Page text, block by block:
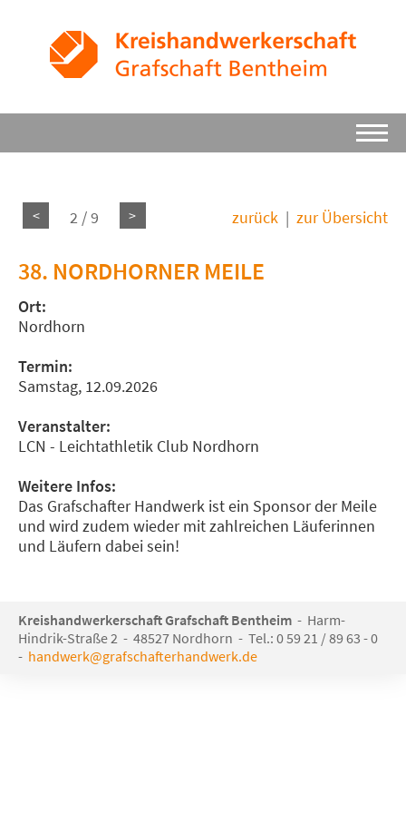
< 2 / 9 > zurück | zur Übersicht
38. NORDHORNER MEILE
Ort:
Nordhorn
Termin:
Samstag, 12.09.2026
Veranstalter:
LCN - Leichtathletik Club Nordhorn
Weitere Infos:
Das Grafschafter Handwerk ist ein Sponsor der Meile
und wird zudem wieder mit zahlreichen Läuferinnen
und Läufern dabei sein!
Kreishandwerkerschaft Grafschaft Bentheim - Harm-
Hindrik-Straße 2 - 48527 Nordhorn - Tel.: 0 59 21 / 89 63 - 0
- handwerk@grafschafterhandwerk.de